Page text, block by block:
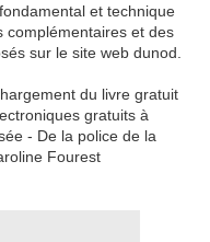
et technique
complémentaires et des
sur le site web dunod.
du livre gratuit
gratuits à
- De la police de la
Fourest